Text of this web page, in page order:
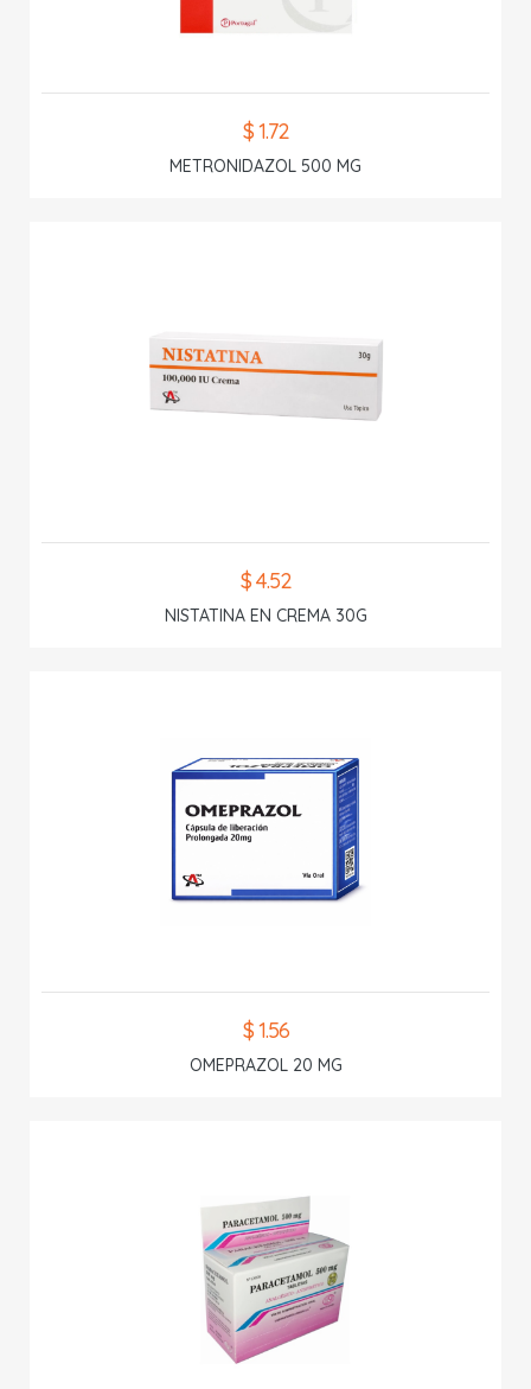
$ 1.72
METRONIDAZOL 500 MG
$ 4.52
NISTATINA EN CREMA 30G
$ 1.56
OMEPRAZOL 20 MG